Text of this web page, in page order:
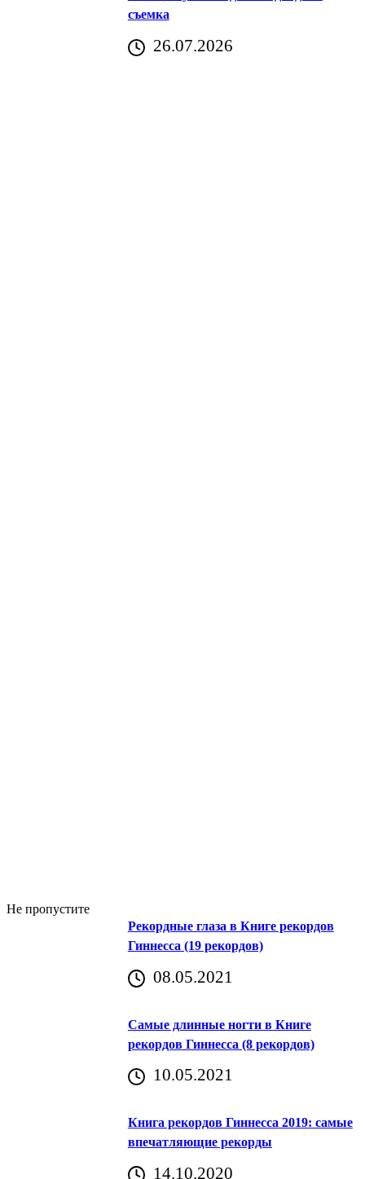
съемка
26.07.2026
Не пропустите
Рекордные глаза в Книге рекордов
Гиннесса (19 рекордов)
08.05.2021
Самые длинные ногти в Книге
рекордов Гиннесса (8 рекордов)
10.05.2021
Книга рекордов Гиннесса 2019: самые
впечатляющие рекорды
14.10.2020